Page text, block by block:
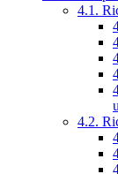
4.1.
4.2.